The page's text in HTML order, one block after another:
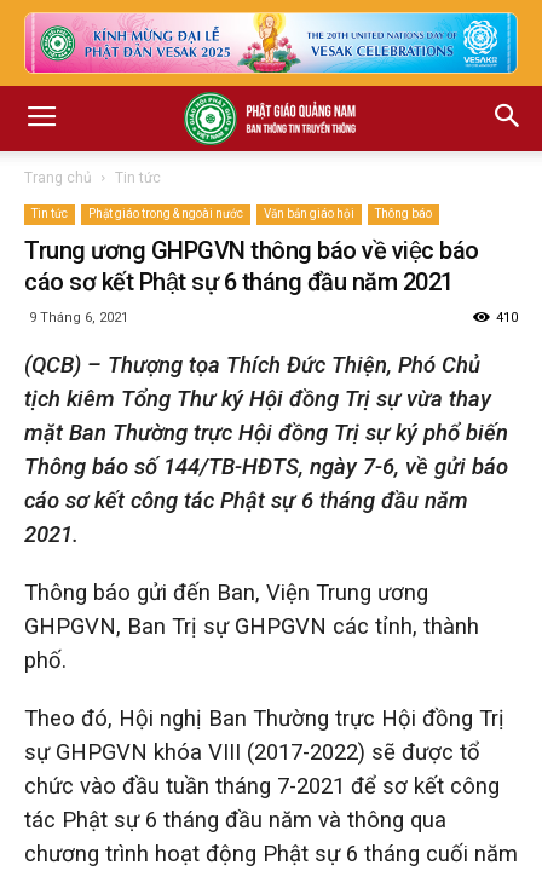
Trang chủ Tin tức
Tin tức Phật giáo trong & ngoài nước Văn bản giáo hội Thông báo
Trung ương GHPGVN thông báo về việc báo
cáo sơ kết Phật sự 6 tháng đầu năm 2021
9 Tháng 6, 2021 410
(QCB) – Thượng tọa Thích Đức Thiện, Phó Chủ
tịch kiêm Tổng Thư ký Hội đồng Trị sự vừa thay
mặt Ban Thường trực Hội đồng Trị sự ký phổ biến
Thông báo số 144/TB-HĐTS, ngày 7-6, về gửi báo
cáo sơ kết công tác Phật sự 6 tháng đầu năm
2021.
Thông báo gửi đến Ban, Viện Trung ương
GHPGVN, Ban Trị sự GHPGVN các tỉnh, thành
phố.
Theo đó, Hội nghị Ban Thường trực Hội đồng Trị
sự GHPGVN khóa VIII (2017-2022) sẽ được tổ
chức vào đầu tuần tháng 7-2021 để sơ kết công
tác Phật sự 6 tháng đầu năm và thông qua
chương trình hoạt động Phật sự 6 tháng cuối năm